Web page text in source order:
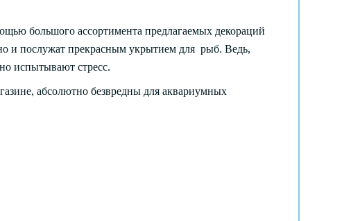
большого ассортимента предлагаемых декораций
и послужат прекрасным укрытием для рыб. Ведь,
испытывают стресс.
абсолютно безвредны для аквариумных